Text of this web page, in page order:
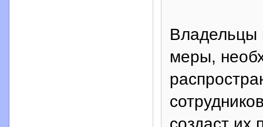
Владельцы
меры,